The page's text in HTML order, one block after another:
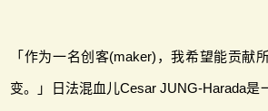
「作为一名创客(maker)，我希望能贡献
变。」日法混血儿Cesar JUNG-Harada是